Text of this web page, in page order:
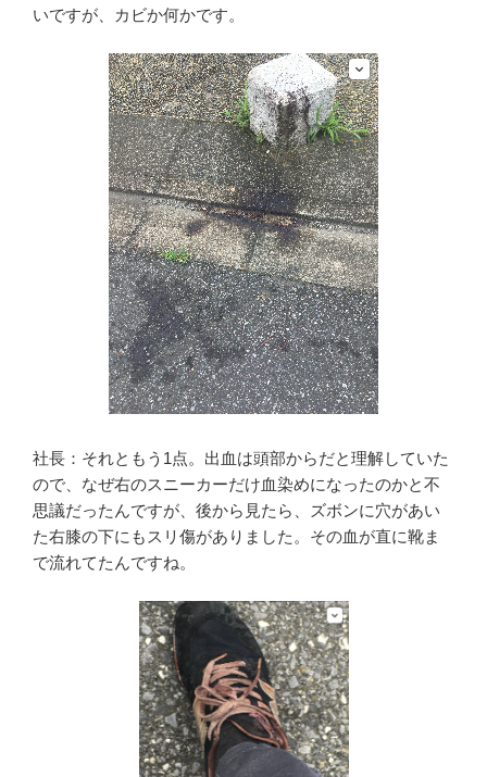
いですが、カビか何かです。
社長：それともう1点。出血は頭部からだと理解していた
ので、なぜ右のスニーカーだけ血染めになったのかと不
思議だったんですが、後から見たら、ズボンに穴があい
た右膝の下にもスリ傷がありました。その血が直に靴ま
で流れてたんですね。